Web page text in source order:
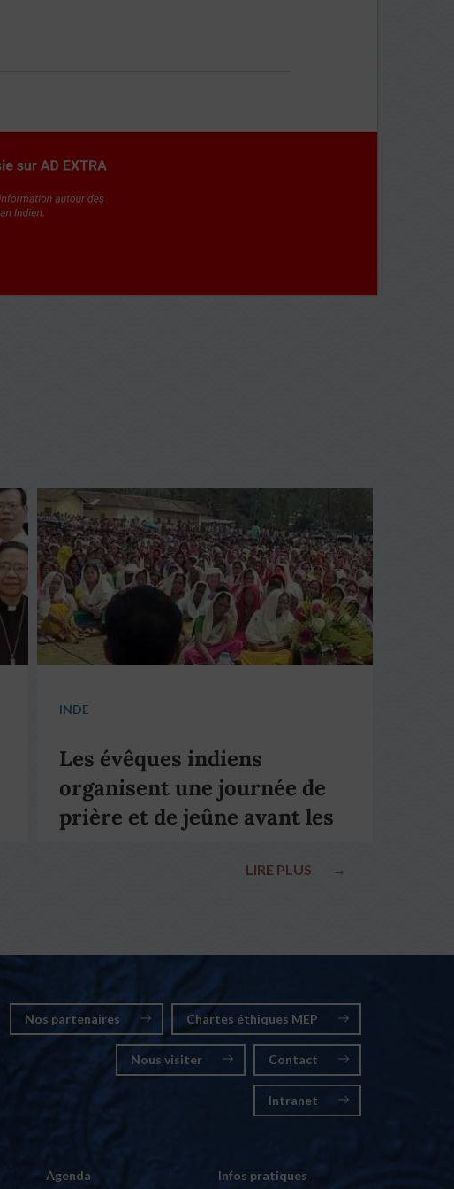
INDE
Les évêques indiens
organisent une journée de
prière et de jeûne avant les
LIRE PLUS →
Nos partenaires Chartes éthiques MEP
Nous visiter Contact
Intranet
Agenda Infos pratiques